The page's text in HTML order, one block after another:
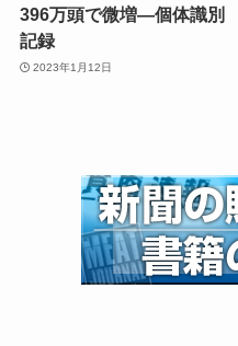
396万頭で微増—個体識別
記録
2023年1月12日